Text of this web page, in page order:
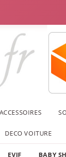
ACCESSOIRES
DECO VOITURE
EVJF BABY